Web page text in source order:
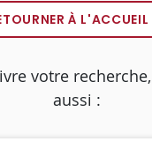
À L'ACCUEIL
votre
aussi :